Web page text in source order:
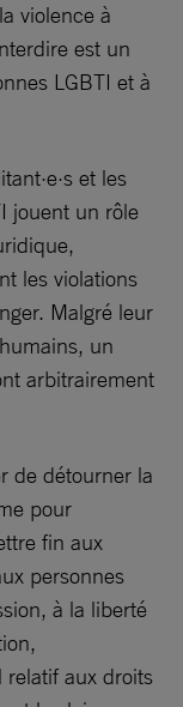
violence à
est un
LGBTI et à
et les
jouent un rôle
les violations
Malgré leur
un
arbitrairement
de détourner la
pour
fin aux
personnes
à la liberté
aux droits